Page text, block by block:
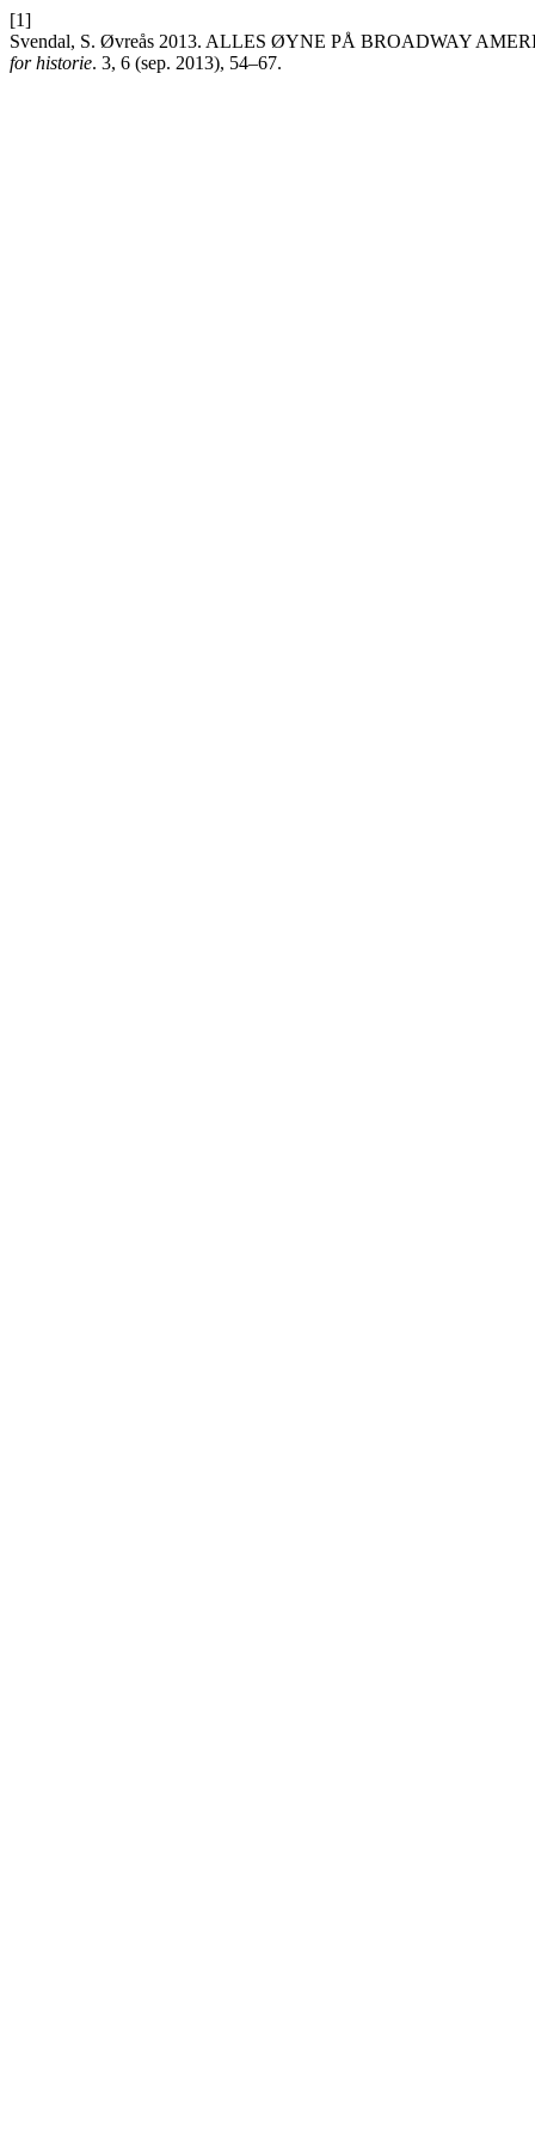
[1]
Svendal, S. Øvreås 2013. ALLES ØYNE PÅ BROADWAY
for historie. 3, 6 (sep. 2013), 54–67.